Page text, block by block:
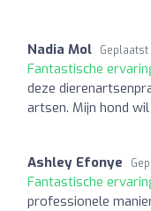
Nadia Mol Geplaatst
Fantastische
deze
artsen. Mijn hond
Ashley Efonye
Fantastische
professionele